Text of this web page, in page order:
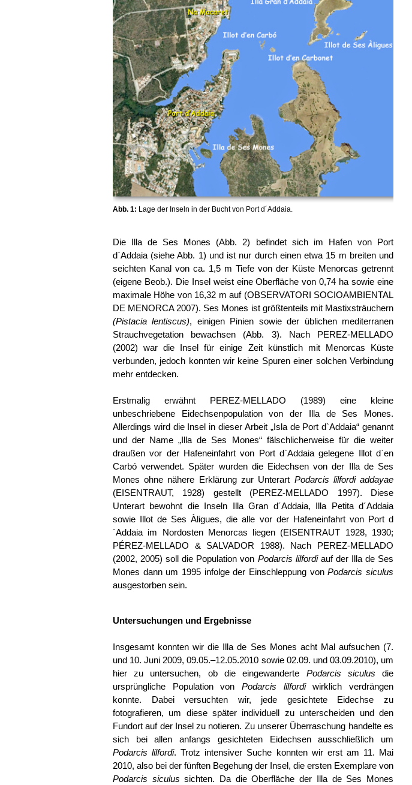
Abb. 1: Lage der Inseln in der Bucht von Port d´Addaia.
Die Illa de Ses Mones (Abb. 2) befindet sich im Hafen von Port
d`Addaia (siehe Abb. 1) und ist nur durch einen etwa 15 m breiten und
seichten Kanal von ca. 1,5 m Tiefe von der Küste Menorcas getrennt
(eigene Beob.). Die Insel weist eine Oberfläche von 0,74 ha sowie eine
maximale Höhe von 16,32 m auf (OBSERVATORI SOCIOAMBIENTAL
DE MENORCA 2007). Ses Mones ist größtenteils mit Mastixsträuchern
(Pistacia lentiscus), einigen Pinien sowie der üblichen mediterranen
Strauchvegetation bewachsen (Abb. 3). Nach PEREZ-MELLADO
(2002) war die Insel für einige Zeit künstlich mit Menorcas Küste
verbunden, jedoch konnten wir keine Spuren einer solchen Verbindung
mehr entdecken.
Erstmalig erwähnt PEREZ-MELLADO (1989) eine kleine
unbeschriebene Eidechsenpopulation von der Illa de Ses Mones.
Allerdings wird die Insel in dieser Arbeit „Isla de Port d`Addaia“ genannt
und der Name „Illa de Ses Mones“ fälschlicherweise für die weiter
draußen vor der Hafeneinfahrt von Port d`Addaia gelegene Illot d`en
Carbó verwendet. Später wurden die Eidechsen von der Illa de Ses
Mones ohne nähere Erklärung zur Unterart Podarcis lilfordi addayae
(EISENTRAUT, 1928) gestellt (PEREZ-MELLADO 1997). Diese
Unterart bewohnt die Inseln Illa Gran d´Addaia, Illa Petita d´Addaia
sowie Illot de Ses Àligues, die alle vor der Hafeneinfahrt von Port d
´Addaia im Nordosten Menorcas liegen (EISENTRAUT 1928, 1930;
PÉREZ-MELLADO & SALVADOR 1988). Nach PEREZ-MELLADO
(2002, 2005) soll die Population von Podarcis lilfordiauf der Illa de Ses
Mones dann um 1995 infolge der Einschleppung vonPodarcis siculus
ausgestorben sein.
Untersuchungen und Ergebnisse
Insgesamt konnten wir die Illa de Ses Mones acht Mal aufsuchen (7.
und 10. Juni 2009, 09.05.–12.05.2010 sowie 02.09. und 03.09.2010), um
hier zu untersuchen, ob die eingewanderte Podarcis siculus die
ursprüngliche Population von Podarcis lilfordiwirklich verdrängen
konnte. Dabei versuchten wir, jede gesichtete Eidechse zu
fotografieren, um diese später individuell zu unterscheiden und den
Fundort auf der Insel zu notieren. Zu unserer Überraschung handelte es
sich bei allen anfangs gesichteten Eidechsen ausschließlich um
Podarcis lilfordi. Trotz intensiver Suche konnten wir erst am 11. Mai
2010, also bei der fünften Begehung der Insel, die ersten Exemplare von
Podarcis siculus sichten. Da die Oberfläche der Illa de Ses Mones